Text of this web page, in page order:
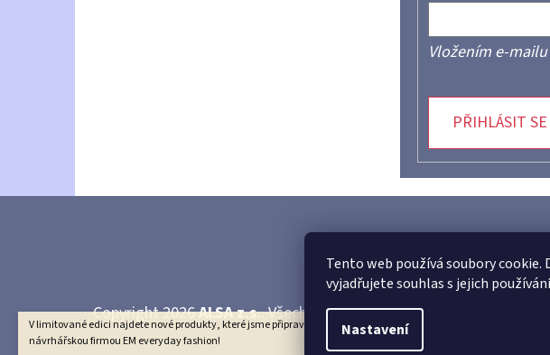
Tento web používá soubory
vyjadřujete souhlas s jejich
Nastavení
V limitované edici najdete nové produkty, které jsme připravili společně s českou
návrhářskou firmou EM everyday fashion!
Vložením e-
PŘIHLÁSIT SE
Copyright 2026ALSA z.s.. Všechna práva vyhrazena.